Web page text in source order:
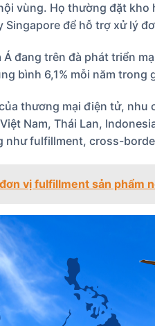
vùng. Họ thường đặt
Singapore để hỗ trợ xử lý
đang trên đà phát triển
bình 6,1% mỗi năm trong
thương mại điện tử, nhu
Nam, Thái Lan,
như fulfillment, cross-
vị fulfillment sản phẩm